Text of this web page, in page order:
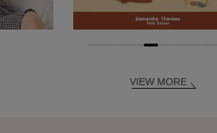
VIEW MORE